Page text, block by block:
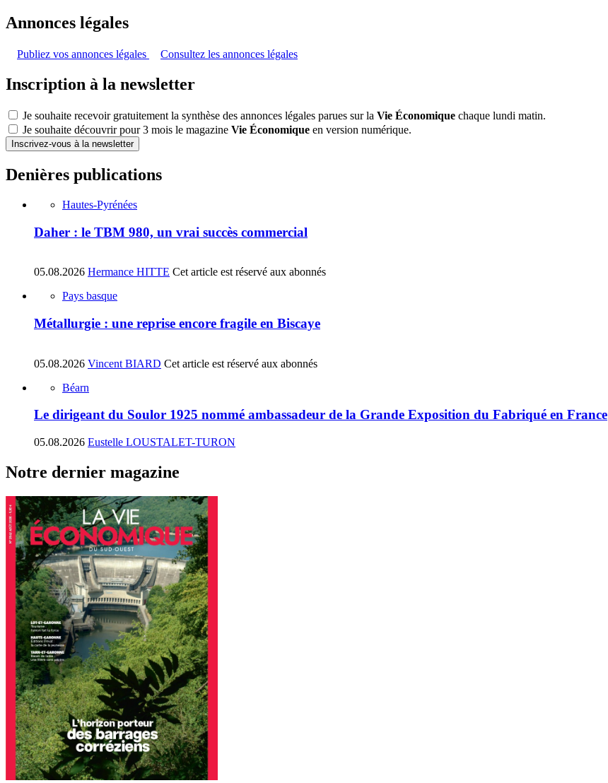
Annonces légales
Publiez vos annonces légales Consultez les annonces légales
Inscription à la newsletter
Je souhaite recevoir gratuitement la synthèse des annonces légales parues sur la Vie Économique chaque lundi matin.
Je souhaite découvrir pour 3 mois le magazine Vie Économique en version numérique.
Inscrivez-vous à la newsletter
Denières publications
Hautes-Pyrénées
Daher : le TBM 980, un vrai succès commercial
05.08.2026 Hermance HITTE Cet article est réservé aux abonnés
Pays basque
Métallurgie : une reprise encore fragile en Biscaye
05.08.2026 Vincent BIARD Cet article est réservé aux abonnés
Béarn
Le dirigeant du Soulor 1925 nommé ambassadeur de la Grande Exposition du Fabriqué en France
05.08.2026 Eustelle LOUSTALET-TURON
Notre dernier magazine